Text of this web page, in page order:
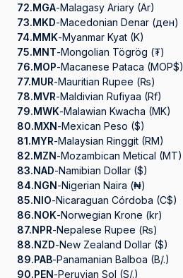
72.MGA-Malagasy Ariary (Ar)
73.MKD-Macedonian Denar (ден)
74.MMK-Myanmar Kyat (K)
75.MNT-Mongolian Tögrög (₮)
76.MOP-Macanese Pataca (MOP$)
77.MUR-Mauritian Rupee (₨)
78.MVR-Maldivian Rufiyaa (Rf)
79.MWK-Malawian Kwacha (MK)
80.MXN-Mexican Peso ($)
81.MYR-Malaysian Ringgit (RM)
82.MZN-Mozambican Metical (MT)
83.NAD-Namibian Dollar ($)
84.NGN-Nigerian Naira (₦)
85.NIO-Nicaraguan Córdoba (C$)
86.NOK-Norwegian Krone (kr)
87.NPR-Nepalese Rupee (₨)
88.NZD-New Zealand Dollar ($)
89.PAB-Panamanian Balboa (B/.)
90.PEN-Peruvian Sol (S/.)